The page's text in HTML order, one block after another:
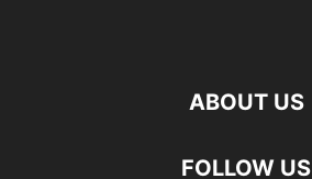
ABOUT US
FOLLOW US